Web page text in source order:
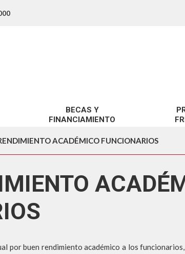
BECAS Y
FINANCIAMIENTO
BENEFICIOS UCSC
BENEFICIOS MINEDUC
FINANCIAMIENTO
SOBRE
SOBRE
SOBRE
SOBRE
ACADÉMICO FUNCIONARIOS
por buen rendimiento académico a los